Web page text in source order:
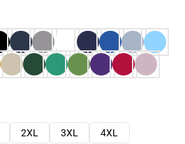
2XL 3XL
4XL